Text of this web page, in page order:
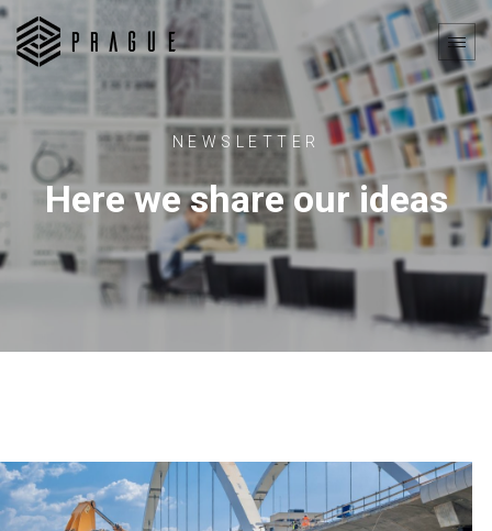
NEWSLETTER
Here we share our ideas